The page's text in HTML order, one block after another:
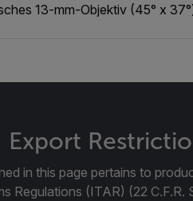
13-mm-Objektiv (45° x
Export
in this page pertains to
Regulations (ITAR) (22